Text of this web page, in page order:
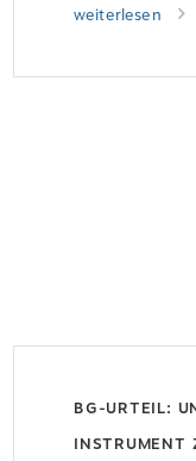
16 Prozent der
Fernwärme
weiterlesen
BG-URTEIL:
INSTRUMENT